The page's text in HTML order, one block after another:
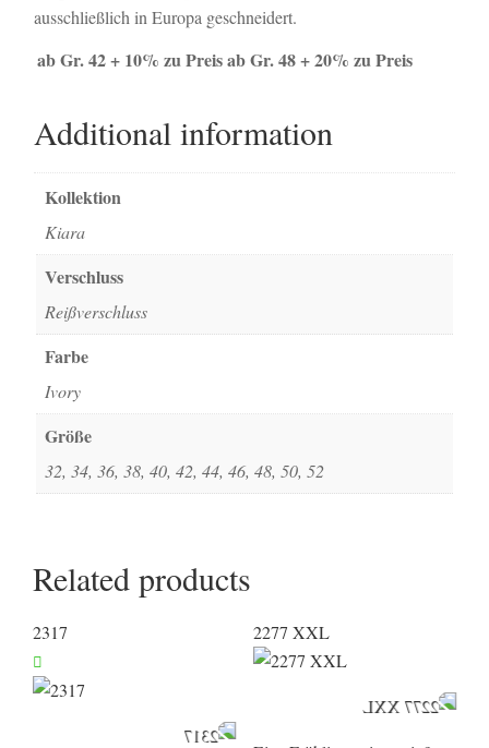
ausschließlich in Europa geschneidert.
ab Gr. 42 + 10% zu Preisab Gr. 48 + 20% zu Preis
Additional information
Kollektion
Kiara
Verschluss
Reißverschluss
Farbe
Ivory
Größe
32, 34, 36, 38, 40, 42, 44, 46, 48, 50, 52
Related products
2317 2277 XXL